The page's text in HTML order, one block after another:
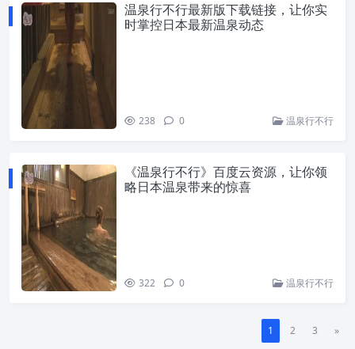
温泉行不行最新版下载链接，让你实
时掌控日本最新温泉动态
238 0 温泉行不行
《温泉行不行》百度云资源，让你领
略日本温泉带来的惊喜
322 0 温泉行不行
1 2 3 »